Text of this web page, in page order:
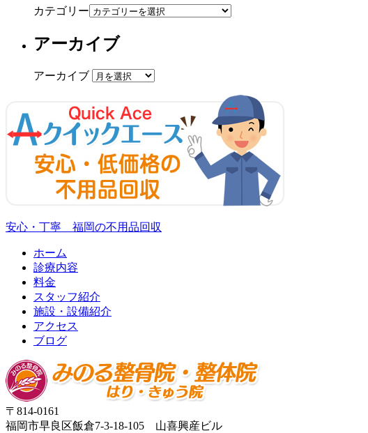
カテゴリー
アーカイブ
アーカイブ
安心・丁寧 福岡の不用品回収
ホーム
診療内容
料金
スタッフ紹介
施設・設備紹介
アクセス
ブログ
〒814-0161
福岡市早良区飯倉7-3-18-105 山喜興産ビル